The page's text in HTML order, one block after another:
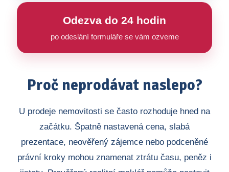
Odezva do 24 hodin
po odeslání formuláře se vám ozveme
Proč neprodávat naslepo?
U prodeje nemovitosti se často rozhoduje hned na
začátku. Špatně nastavená cena, slabá
prezentace, neověřený zájemce nebo podceněné
právní kroky mohou znamenat ztrátu času, peněz i